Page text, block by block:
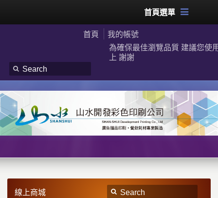
首頁選單
首頁
我的帳號
為確保最佳瀏覽品質 建議您使
上 謝謝
線上商城